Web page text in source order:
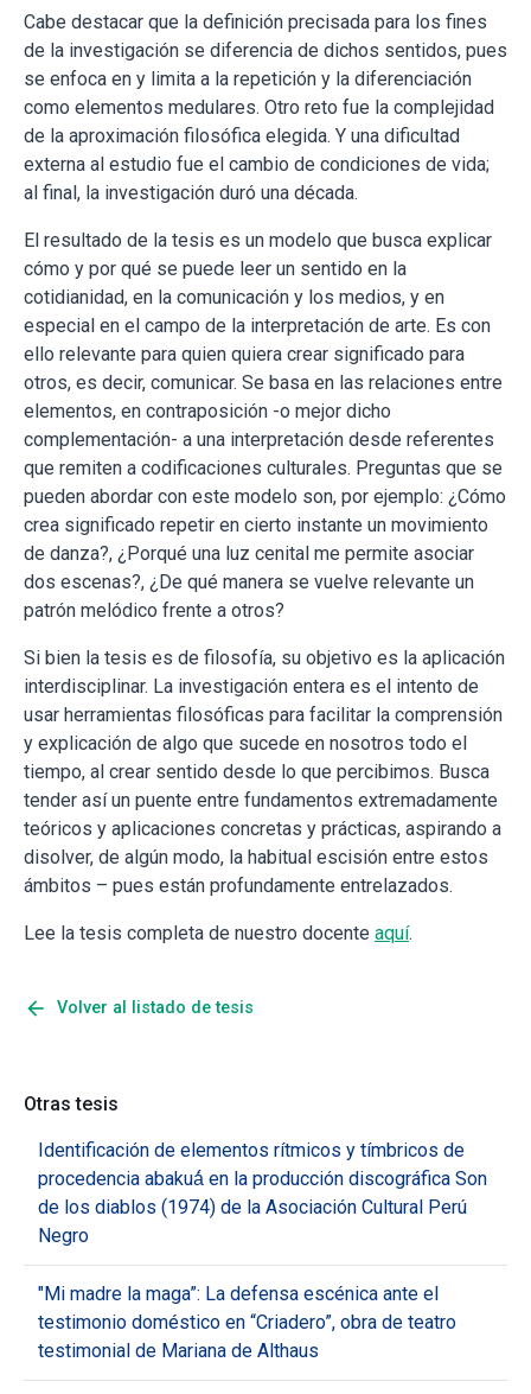
Cabe destacar que la definición precisada para los fines
de la investigación se diferencia de dichos sentidos, pues
se enfoca en y limita a la repetición y la diferenciación
como elementos medulares. Otro reto fue la complejidad
de la aproximación filosófica elegida. Y una dificultad
externa al estudio fue el cambio de condiciones de vida;
al final, la investigación duró una década.
El resultado de la tesis es un modelo que busca explicar
cómo y por qué se puede leer un sentido en la
cotidianidad, en la comunicación y los medios, y en
especial en el campo de la interpretación de arte. Es con
ello relevante para quien quiera crear significado para
otros, es decir, comunicar. Se basa en las relaciones entre
elementos, en contraposición -o mejor dicho
complementación- a una interpretación desde referentes
que remiten a codificaciones culturales. Preguntas que se
pueden abordar con este modelo son, por ejemplo: ¿Cómo
crea significado repetir en cierto instante un movimiento
de danza?, ¿Porqué una luz cenital me permite asociar
dos escenas?, ¿De qué manera se vuelve relevante un
patrón melódico frente a otros?
Si bien la tesis es de filosofía, su objetivo es la aplicación
interdisciplinar. La investigación entera es el intento de
usar herramientas filosóficas para facilitar la comprensión
y explicación de algo que sucede en nosotros todo el
tiempo, al crear sentido desde lo que percibimos. Busca
tender así un puente entre fundamentos extremadamente
teóricos y aplicaciones concretas y prácticas, aspirando a
disolver, de algún modo, la habitual escisión entre estos
ámbitos – pues están profundamente entrelazados.
Lee la tesis completa de nuestro docente aquí.
arrow_back Volver al listado de tesis
Otras tesis
Identificación de elementos rítmicos y tímbricos de
procedencia abakuá́ en la producción discográfica Son
de los diablos (1974) de la Asociación Cultural Perú
Negro
"Mi madre la maga”: La defensa escénica ante el
testimonio doméstico en “Criadero”, obra de teatro
testimonial de Mariana de Althaus